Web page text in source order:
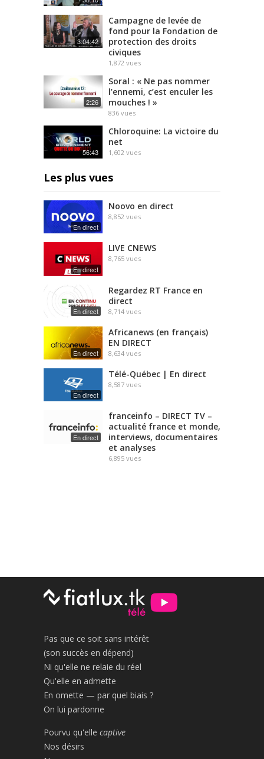
3:04:42
Campagne de levée de
fond pour la Fondation de
protection des droits
civiques
1,872 vues
2:26
Soral : « Ne pas nommer
l’ennemi, c’est enculer les
mouches ! »
836 vues
56:43
Chloroquine: La victoire du
net
1,602 vues
Les plus vues
En direct
Noovo en direct
8,852 vues
En direct
LIVE CNEWS
8,765 vues
En direct
Regardez RT France en
direct
8,714 vues
En direct
Africanews (en français)
EN DIRECT
8,634 vues
En direct
Télé-Québec | En direct
8,587 vues
En direct
franceinfo – DIRECT TV –
actualité france et monde,
interviews, documentaires
et analyses
6,895 vues
Pas que ce soit sans intérêt
(son succès en dépend)
Ni qu'elle ne relaie du réel
Qu'elle en admette
En omette — par quel biais ?
On lui pardonne
Pourvu qu'elle captive
Nos désirs